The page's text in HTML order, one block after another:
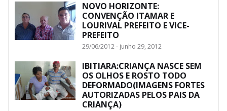
NOVO HORIZONTE:
CONVENÇÃO ITAMAR E
LOURIVAL PREFEITO E VICE-
PREFEITO
29/06/2012 - junho 29, 2012
IBITIARA:CRIANÇA NASCE SEM
OS OLHOS E ROSTO TODO
DEFORMADO(IMAGENS FORTES
AUTORIZADAS PELOS PAIS DA
CRIANÇA)